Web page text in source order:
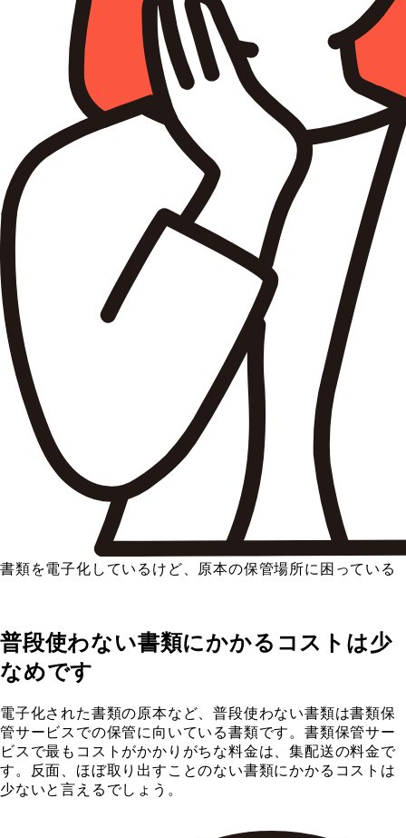
書類を電子化しているけど、原本の保管場所に困っている
普段使わない書類にかかるコストは少
なめです
電子化された書類の原本など、普段使わない書類は書類保
管サービスでの保管に向いている書類です。書類保管サー
ビスで最もコストがかかりがちな料金は、集配送の料金で
す。反面、ほぼ取り出すことのない書類にかかるコストは
少ないと言えるでしょう。